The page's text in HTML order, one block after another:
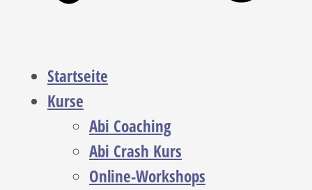
Startseite
Kurse
Abi Coaching
Abi Crash Kurs
Online-Workshops